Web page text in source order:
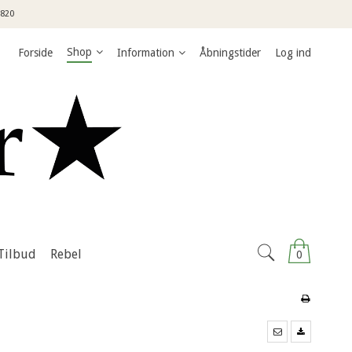
Forside Shop Information Åbningstider Log ind
0
Rebel